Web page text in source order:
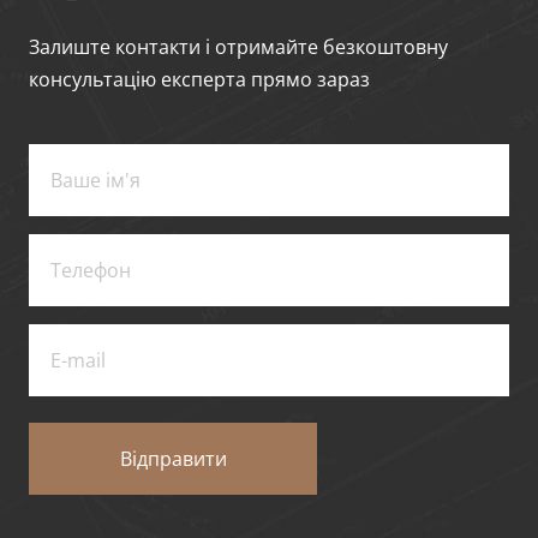
Залиште контакти і отримайте безкоштовну
консультацію експерта прямо зараз
Відправити